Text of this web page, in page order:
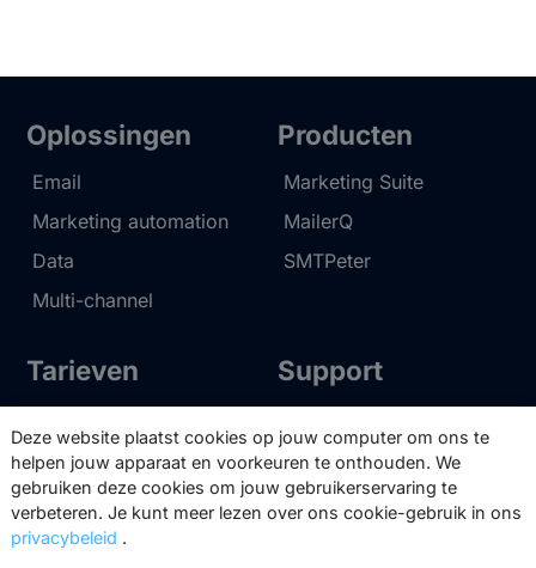
Oplossingen
Email
Marketing automation
Data
Multi-channel
Producten
Marketing Suite
MailerQ
SMTPeter
Tarieven
SMTPeter tarieven
MailerQ tarieven
Support
Documentatie
Trainingen
Deze website plaatst cookies op jouw computer om ons te
helpen jouw apparaat en voorkeuren te onthouden. We
gebruiken deze cookies om jouw gebruikerservaring te
verbeteren. Je kunt meer lezen over ons cookie-gebruik in ons
privacybeleid .